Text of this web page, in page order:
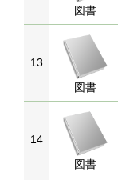
図書
13
図書
14
図書